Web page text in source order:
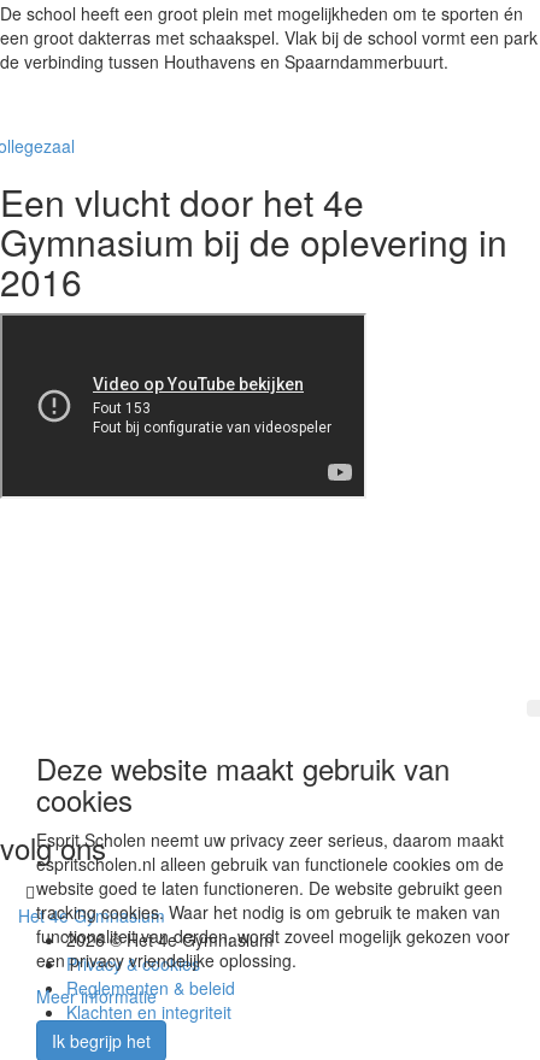
De school heeft een groot plein met mogelijkheden om te sporten én
een groot dakterras met schaakspel. Vlak bij de school vormt een park
de verbinding tussen Houthavens en Spaarndammerbuurt.
Een vlucht door het 4e
Gymnasium bij de oplevering in
2016
volg ons
Het 4e Gymnasium
2026 © Het 4e Gymnasium
Privacy & cookies
Reglementen & beleid
Klachten en integriteit
Vacatures
Deze website maakt gebruik van
cookies
Esprit Scholen neemt uw privacy zeer serieus, daarom maakt
espritscholen.nl alleen gebruik van functionele cookies om de
website goed te laten functioneren. De website gebruikt geen
tracking cookies. Waar het nodig is om gebruik te maken van
functionaliteit van derden, wordt zoveel mogelijk gekozen voor
een privacy vriendelijke oplossing.
Meer informatie